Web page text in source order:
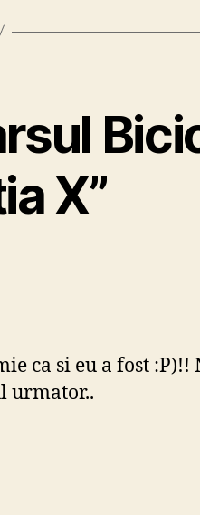
X”
ca si eu a fost :P)!!
urmator..